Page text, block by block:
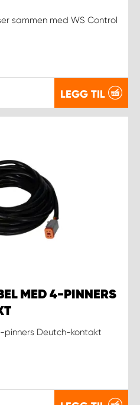
sammen med WS Control
LEGG TIL
MED 4-PINNERS
Deutch-kontakt